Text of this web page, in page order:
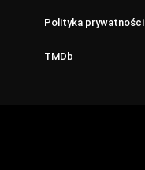
Polityka prywatności
TMDb